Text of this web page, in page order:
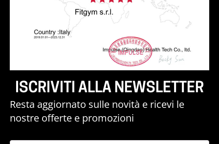
ISCRIVITI ALLA NEWSLETTER
Resta aggiornato sulle novità e ricevi le
nostre offerte e promozioni